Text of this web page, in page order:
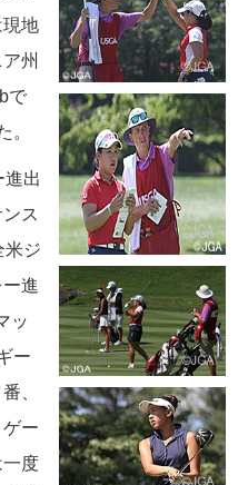
地
州
で
。
進出
ス
米ジ
進
ッ
ー
、
ー
一度